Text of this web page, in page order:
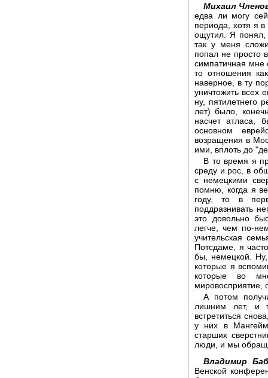
Михаил
едва ли могу
периода, хотя я
ощутил. Я понял,
так у меня
попал не просто
симпатичная мне
то отношения
наверное, в ту
уничтожить всех
ну, пятилетнего
лет) было,
насчет атласа,
основном
возращения в
ими, вплоть до
В то время я
среду и рос, в
с немецкими
помню, когда я
году, то в
поддразнивать
это довольно
легче, чем по-
учительская
Потсдаме, я
бы, немецкой.
которые я
которые во
мировосприятие,
А потом
лишним лет, и
встретиться
у них в
старших
люди, и мы
Владимир
Венской